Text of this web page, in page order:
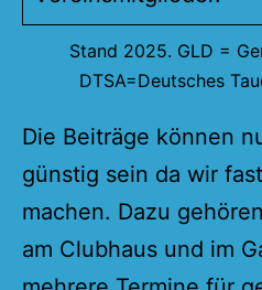
Stand 2025. GLD =
DTSA=Deutsches
Die Beiträge können
günstig sein da wir
machen. Dazu
am Clubhaus und im